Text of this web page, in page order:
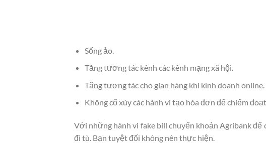
Sống ảo.
Tăng tương tác kênh các kênh mạng xã hội.
Tăng tương tác cho gian hàng khi kinh doanh online.
Không cổ xúy các hành vi tạo hóa đơn để chiếm
Với những hành vi fake bill chuyển khoản Agribank
đi tù. Bạn tuyệt đối không nên thực hiện.